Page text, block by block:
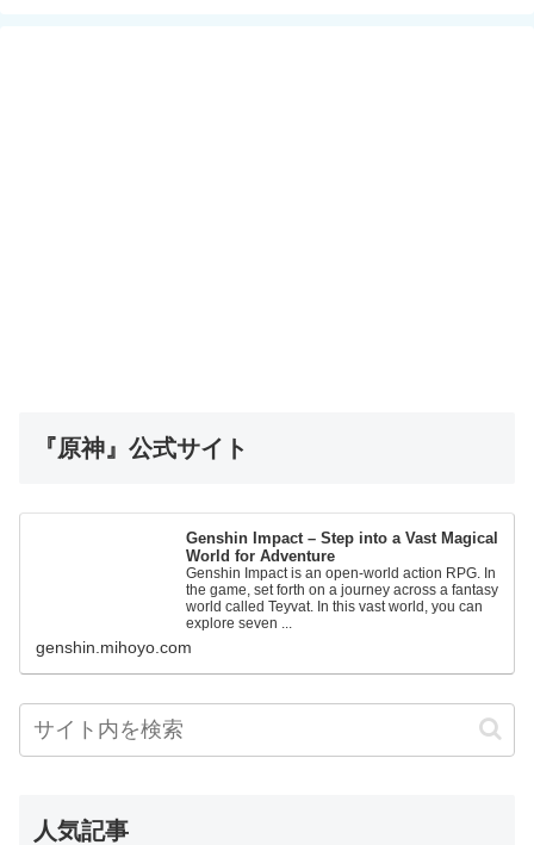
『原神』公式サイト
Genshin Impact – Step into a Vast Magical
World for Adventure
Genshin Impact is an open-world action RPG. In
the game, set forth on a journey across a fantasy
world called Teyvat. In this vast world, you can
explore seven ...
genshin.mihoyo.com
人気記事